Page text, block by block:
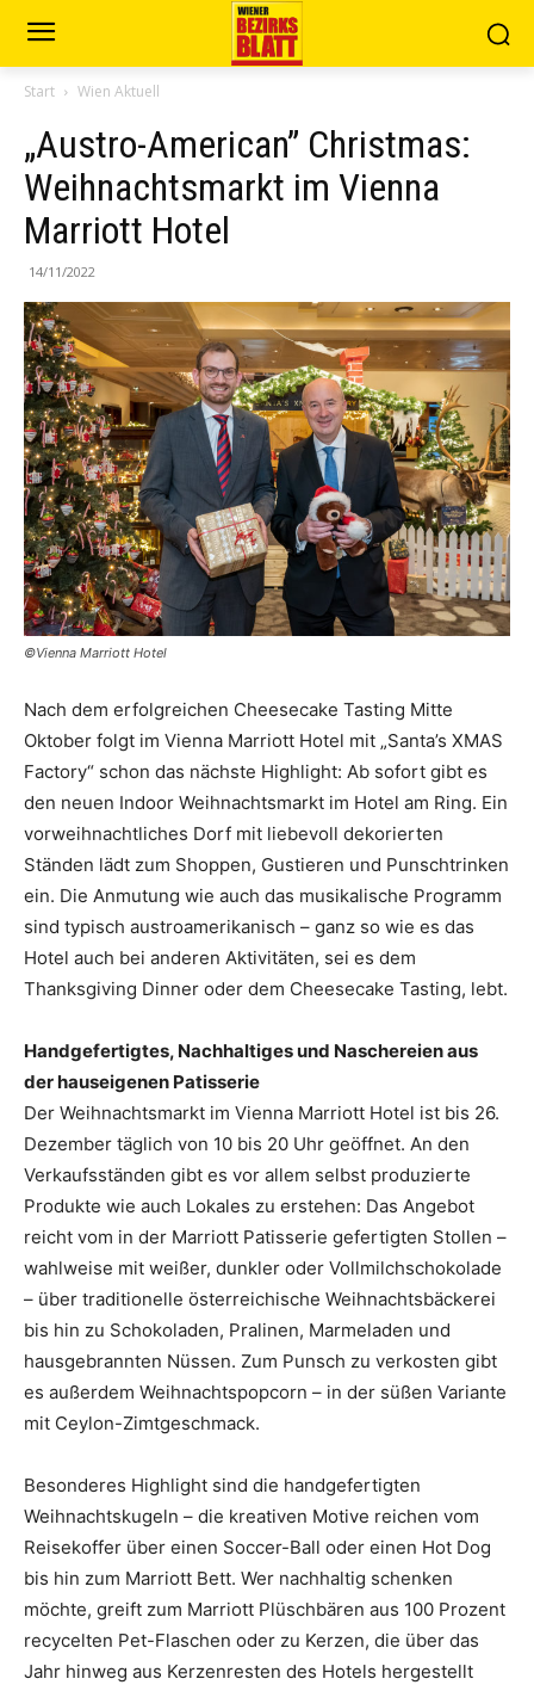
Start Wien Aktuell
„Austro-American” Christmas:
Weihnachtsmarkt im Vienna
Marriott Hotel
14/11/2022
©Vienna Marriott Hotel
Nach dem erfolgreichen Cheesecake Tasting Mitte
Oktober folgt im Vienna Marriott Hotel mit „Santa’s XMAS
Factory“ schon das nächste Highlight: Ab sofort gibt es
den neuen Indoor Weihnachtsmarkt im Hotel am Ring. Ein
vorweihnachtliches Dorf mit liebevoll dekorierten
Ständen lädt zum Shoppen, Gustieren und Punschtrinken
ein. Die Anmutung wie auch das musikalische Programm
sind typisch austroamerikanisch – ganz so wie es das
Hotel auch bei anderen Aktivitäten, sei es dem
Thanksgiving Dinner oder dem Cheesecake Tasting, lebt.
Handgefertigtes, Nachhaltiges und Naschereien aus
der hauseigenen Patisserie
Der Weihnachtsmarkt im Vienna Marriott Hotel ist bis 26.
Dezember täglich von 10 bis 20 Uhr geöffnet. An den
Verkaufsständen gibt es vor allem selbst produzierte
Produkte wie auch Lokales zu erstehen: Das Angebot
reicht vom in der Marriott Patisserie gefertigten Stollen –
wahlweise mit weißer, dunkler oder Vollmilchschokolade
– über traditionelle österreichische Weihnachtsbäckerei
bis hin zu Schokoladen, Pralinen, Marmeladen und
hausgebrannten Nüssen. Zum Punsch zu verkosten gibt
es außerdem Weihnachtspopcorn – in der süßen Variante
mit Ceylon-Zimtgeschmack.
Besonderes Highlight sind die handgefertigten
Weihnachtskugeln – die kreativen Motive reichen vom
Reisekoffer über einen Soccer-Ball oder einen Hot Dog
bis hin zum Marriott Bett. Wer nachhaltig schenken
möchte, greift zum Marriott Plüschbären aus 100 Prozent
recycelten Pet-Flaschen oder zu Kerzen, die über das
Jahr hinweg aus Kerzenresten des Hotels hergestellt